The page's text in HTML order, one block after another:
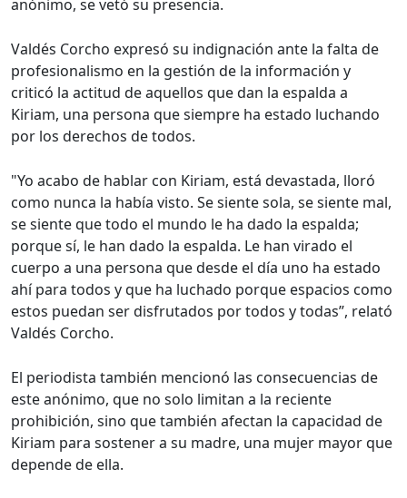
anónimo, se vetó su presencia.
Valdés Corcho expresó su indignación ante la falta de
profesionalismo en la gestión de la información y
criticó la actitud de aquellos que dan la espalda a
Kiriam, una persona que siempre ha estado luchando
por los derechos de todos.
"Yo acabo de hablar con Kiriam, está devastada, lloró
como nunca la había visto. Se siente sola, se siente mal,
se siente que todo el mundo le ha dado la espalda;
porque sí, le han dado la espalda. Le han virado el
cuerpo a una persona que desde el día uno ha estado
ahí para todos y que ha luchado porque espacios como
estos puedan ser disfrutados por todos y todas”, relató
Valdés Corcho.
El periodista también mencionó las consecuencias de
este anónimo, que no solo limitan a la reciente
prohibición, sino que también afectan la capacidad de
Kiriam para sostener a su madre, una mujer mayor que
depende de ella.